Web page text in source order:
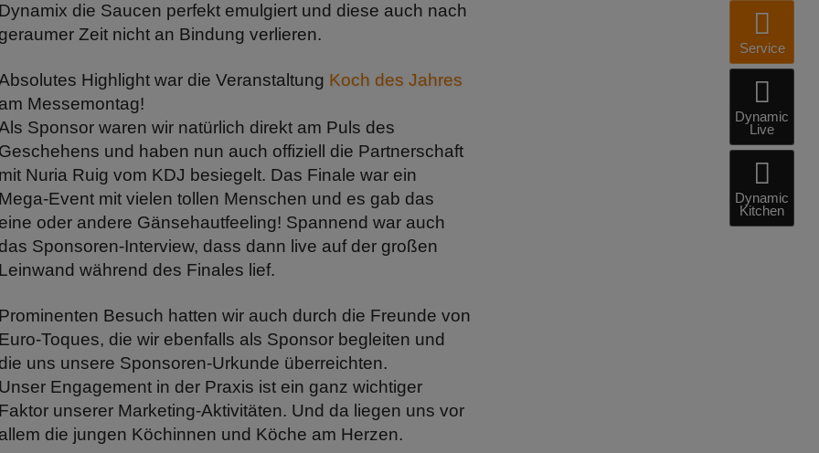
Service
Dynamic
Live
Dynamic
Kitchen
die Saucen perfekt emulgiert und diese auch nach
Zeit nicht an Bindung verlieren.
Highlight war die Veranstaltung Koch des Jahres
Messemontag!
Sponsor waren wir natürlich direkt am Puls des
und haben nun auch offiziell die Partnerschaft
Nuria Ruig vom KDJ besiegelt. Das Finale war ein
Event mit vielen tollen Menschen und es gab das
oder andere Gänsehautfeeling! Spannend war auch
Sponsoren-Interview, dass dann live auf der großen
während des Finales lief.
Besuch hatten wir auch durch die Freunde von
Toques, die wir ebenfalls als Sponsor begleiten und
uns unsere Sponsoren-Urkunde überreichten.
Engagement in der Praxis ist ein ganz wichtiger
unserer Marketing-Aktivitäten. Und da liegen uns vor
die jungen Köchinnen und Köche am Herzen.